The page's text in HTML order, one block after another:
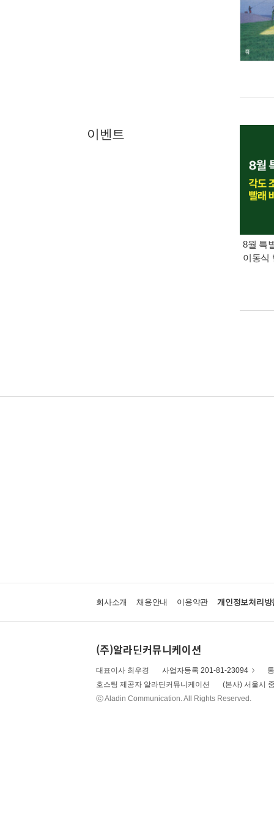
이벤트
8월 특
이동식
회사소개 채용안내 이용약관 개인정보처리방
(주)알라딘커뮤니케이션
대표이사 최우경 사업자등록 201-81-23094
호스팅 제공자 알라딘커뮤니케이션
(본사) 서울시
ⓒ Aladin Communication. All Rights Reserved.